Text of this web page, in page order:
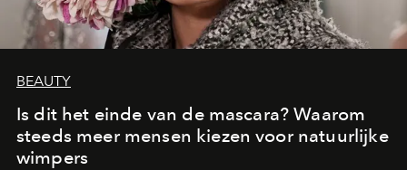
BEAUTY
Is dit het einde van de mascara? Waarom
steeds meer mensen kiezen voor natuurlijke
wimpers